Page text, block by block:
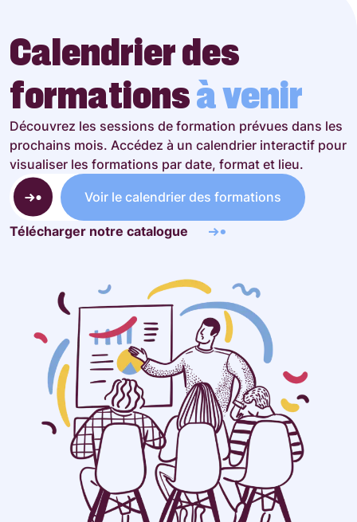
Calendrier des
formationsà venir
Découvrez les sessions de formation prévues dans les
prochains mois. Accédez à un calendrier interactif pour
visualiser les formations par date, format et lieu.
Voir le calendrier des formations
Télécharger notre catalogue